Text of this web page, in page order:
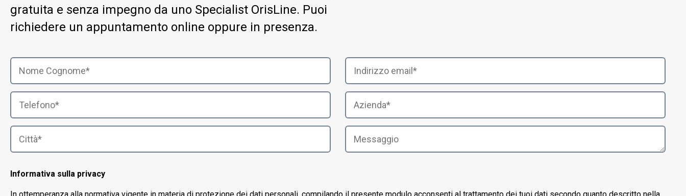
gratuita e senza impegno da uno Specialist OrisLine. Puoi
richiedere un appuntamento online oppure in presenza.
Informativa sulla privacy